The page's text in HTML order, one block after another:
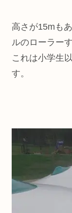
高さが15mも
ルのローラー
これは小学生
す。